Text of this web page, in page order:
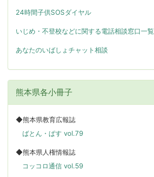
24時間子供SOSダイヤル
いじめ・不登校などに関する電話相談窓口一覧
あなたのいばしょチャット相談
熊本県各小冊子
◆熊本県教育広報誌
ばとん・ぱす vol.79
◆熊本県人権情報誌
コッコロ通信 vol.59